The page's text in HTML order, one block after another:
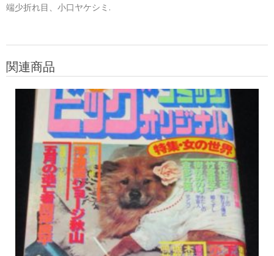
端少折れ目、小口ヤケシミ.
関連商品